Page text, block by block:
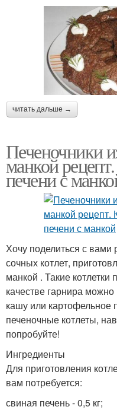
читать дальше →
Печеночники
манкой
печени с
Хочу поделиться с вами
сочных котлет,
манкой . Такие
качестве гарнира
кашу или
печеночные котлеты,
попробуйте!
Ингредиенты
Для приготовления
вам потребуется:
свиная печень - 0,5 кг;